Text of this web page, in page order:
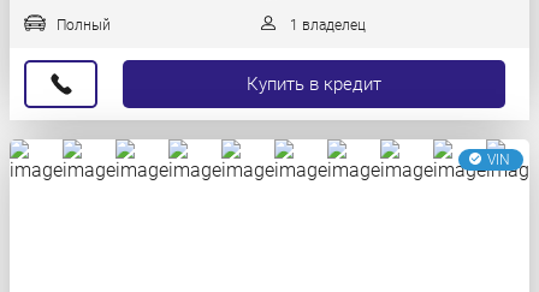
Полный 1 владелец
Купить в кредит
VIN